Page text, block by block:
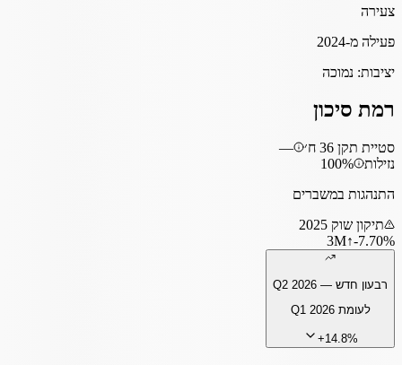
צעירה
פעילה מ-2024
יציבות: נמוכה
רמת סיכון
סטיית תקן 36 ח׳
—
נזילות
100%
התנהגות במשברים
תיקון שוק 2025
‎-7.70%
↑
3M
רבעון חדש — Q2 2026
לעומתQ1 2026
+14.8%